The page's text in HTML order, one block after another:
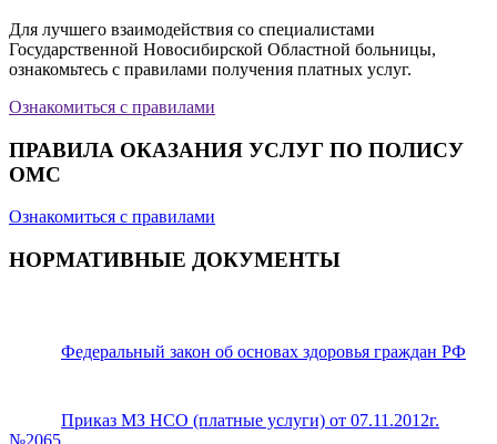
Для лучшего взаимодействия со специалистами
Государственной Новосибирской Областной больницы,
ознакомьтесь с правилами получения платных услуг.
Ознакомиться с правилами
ПРАВИЛА ОКАЗАНИЯ УСЛУГ ПО ПОЛИСУ
ОМС
Ознакомиться с правилами
НОРМАТИВНЫЕ ДОКУМЕНТЫ
Федеральный закон об основах здоровья граждан РФ
Приказ МЗ НСО (платные услуги) от 07.11.2012г.
№2065